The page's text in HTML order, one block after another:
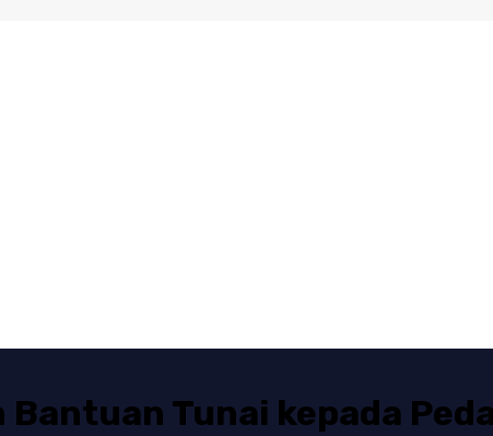
Tunai kepada